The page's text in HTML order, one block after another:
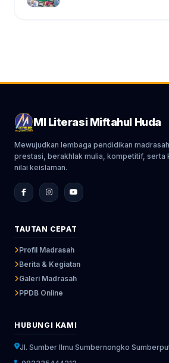
MI Literasi Miftahul Huda
Mewujudkan lembaga pendidikan
prestasi, berakhlak mulia, kompetitif, serta
nilai keislaman.
TAUTAN CEPAT
Profil Madrasah
Berita & Kegiatan
Galeri Madrasah
PPDB Online
HUBUNGI KAMI
Jl. Sumber Ilmu Sumbernongko